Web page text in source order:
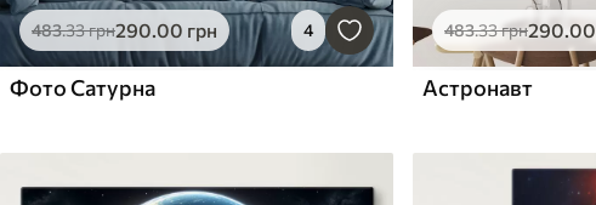
483.33грн290.00 грн 4
Фото Сатурна
483.33грн290.00
Астронавт